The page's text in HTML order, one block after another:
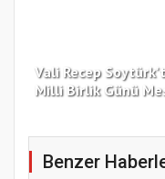
Vali Recep
Milli Birlik Günü
Benzer